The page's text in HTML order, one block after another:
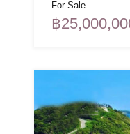
For Sale
฿